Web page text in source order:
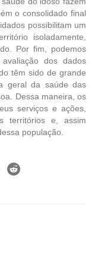
o consolidado final
possibilitam um
isoladamente,
Por fim, podemos
dos dados
têm sido de grande
geral da saúde das
Dessa maneira, os
serviços e ações,
territórios e, assim
população.